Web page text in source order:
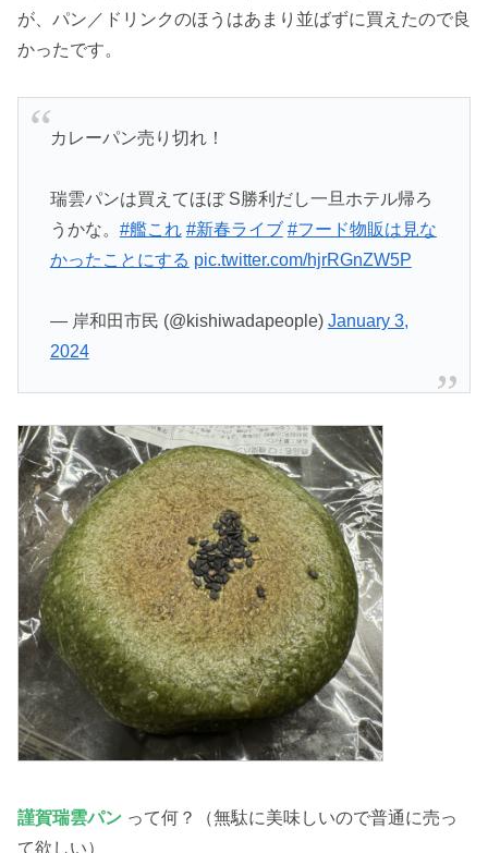
が、パン／ドリンクのほうはあまり並ばずに買えたので良
かったです。
カレーパン売り切れ！
瑞雲パンは買えてほぼ S勝利だし一旦ホテル帰ろ
うかな。 #艦これ #新春ライブ #フード物販は見な
かったことにする pic.twitter.com/hjrRGnZW5P
— 岸和田市民 (@kishiwadapeople) January 3,
2024
謹賀瑞雲パン って何？（無駄に美味しいので普通に売っ
て欲しい）